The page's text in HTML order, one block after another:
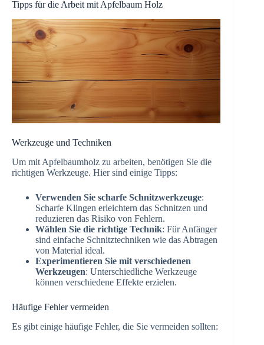
Tipps für die Arbeit mit Apfelbaum Holz
Werkzeuge und Techniken
Um mit Apfelbaumholz zu arbeiten, benötigen Sie die
richtigen Werkzeuge. Hier sind einige Tipps:
Verwenden Sie scharfe Schnitzwerkzeuge:
Scharfe Klingen erleichtern das Schnitzen und
reduzieren das Risiko von Fehlern.
Wählen Sie die richtige Technik: Für Anfänger
sind einfache Schnitztechniken wie das Abtragen
von Material ideal.
Experimentieren Sie mit verschiedenen
Werkzeugen: Unterschiedliche Werkzeuge
können verschiedene Effekte erzielen.
Häufige Fehler vermeiden
Es gibt einige häufige Fehler, die Sie vermeiden sollten: